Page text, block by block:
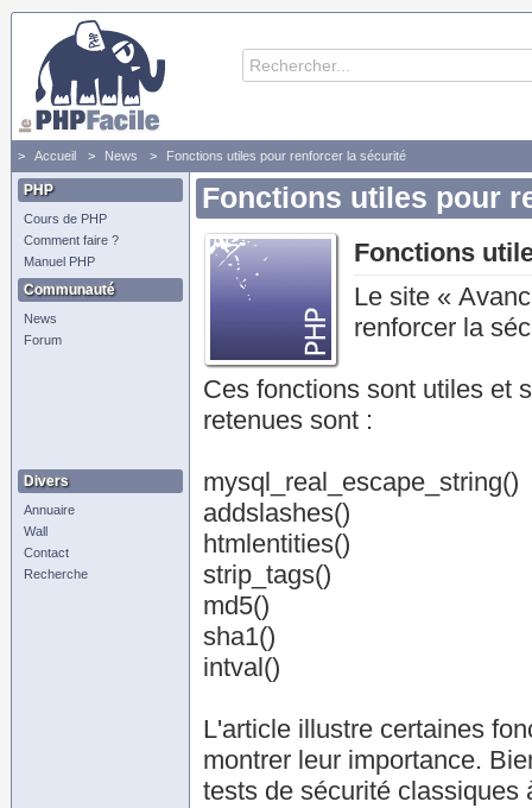
Accueil News Fonctions utiles pour renforcer la sécurité
PHP
Cours de PHP
Comment faire ?
Manuel PHP
Communauté
News
Forum
Divers
Annuaire
Wall
Contact
Recherche
Fonctions utiles pour
Fonctions
Le site «
renforcer la
Ces fonctions sont utiles et
retenues sont :
mysql_real_escape_string()
addslashes()
htmlentities()
strip_tags()
md5()
sha1()
intval()
L'article illustre certaines
montrer leur importance.
tests de sécurité classiques